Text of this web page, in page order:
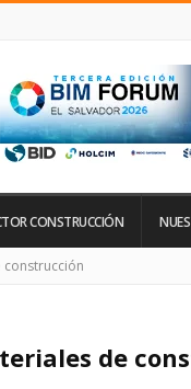
CONSTRUCCIÓN
construcción
de